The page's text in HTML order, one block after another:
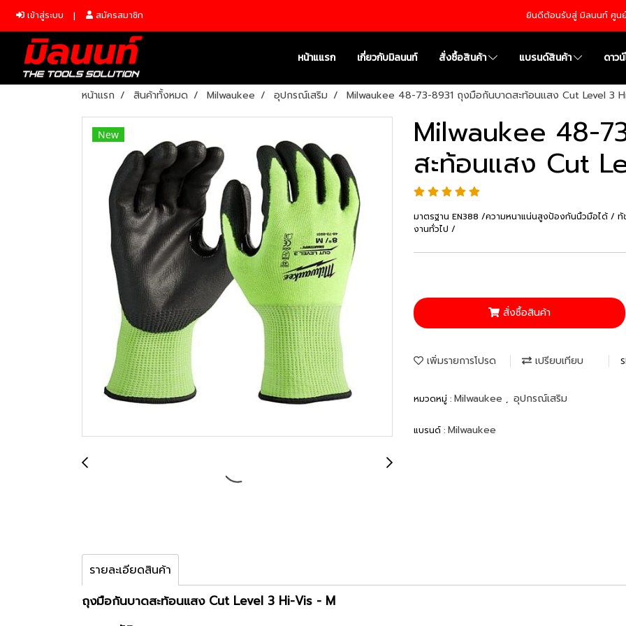
เข้าสู่ระบบ สมัครสมาชิก ยินดีต้อนรับสู่ มิลนนท์ ศูน
หน้าแแรก เกี่ยวกับมิลนนท์ สั่งซื้อสินค้า แบรนด์สินค้า ดาว
หน้าแรก สินค้าทั้งหมด Milwaukee อุปกรณ์เสริม Milwaukee 48-73-8931 ถุงมือกันบาดสะท้อนแสง Cut Level 3
New Milwaukee 48-
สะท้อนแสง Cut
มาตรฐาน EN388 /ความหนาแน่นสูงป้องกันนิ้วมือได้ / ทั
งานทั่วไป /
สั่งซื้อสินค้า
เพิ่มรายการโปรด เปรียบเทียบ
หมวดหมู่ : Milwaukee , อุปกรณ์เสริม
แบรนด์ : Milwaukee
รายละเอียดสินค้า
ถุงมือกันบาดสะท้อนแสง Cut Level 3 Hi-Vis - M